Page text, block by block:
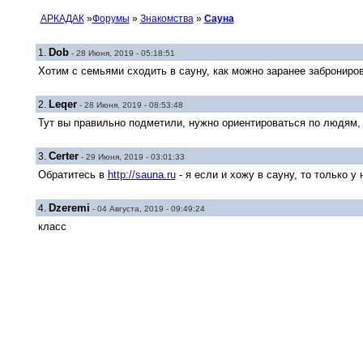
АРКАДАК»Форумы » Знакомства» Сауна
1. Dob- 28 Июня, 2019 - 05:18:51
Хотим с семьями сходить в сауну, как можно заранее
2. Leqer- 28 Июня, 2019 - 08:53:48
Тут вы правильно подметили, нужно ориентироваться по
3. Certer- 29 Июня, 2019 - 03:01:33
Обратитесь в http://sauna.ru- я если и хожу в сауну, то только
4. Dzeremi - 04 Августа, 2019 - 09:49:24
класс